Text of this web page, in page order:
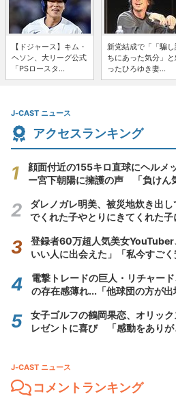
【ドジャース】キム・
ヘソン、大リーグ公式
「PSロースタ...
新党結成で「「騙
ちにあった気分」
ったひろゆき妻...
J-CAST ニュース
アクセスランキング
顔面付近の155キロ直球にヘルメ
ー宮下朝陽に擁護の声 「負けん
ダレノガレ明美、被災地炊き出
でくれた子やとりにきてくれた子
登録者60万超人気美女
いい人に出会えた」「私今すごく
電撃トレードの巨人・リチャー
の存在感薄れ...「他球団の方が
女子ゴルフの鶴岡果恋、オリッ
レゼントに喜び 「感動をありが
J-CAST ニュース
コメントランキング